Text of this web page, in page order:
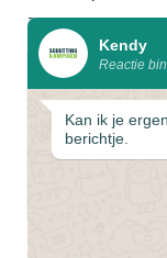
Zweeds Rabat
Wij werken
Kendy
Reactie
Kan ik je
berichtje.